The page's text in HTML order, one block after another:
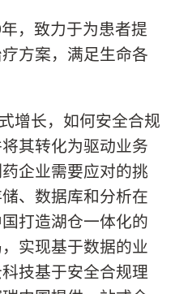
，致力于为患者提
方案，满足生命各
增长，如何安全合规
其转化为驱动业务
企业需要应对的挑
、数据库和分析在
打造湖仓一体化的
实现基于数据的业
技基于安全合规理